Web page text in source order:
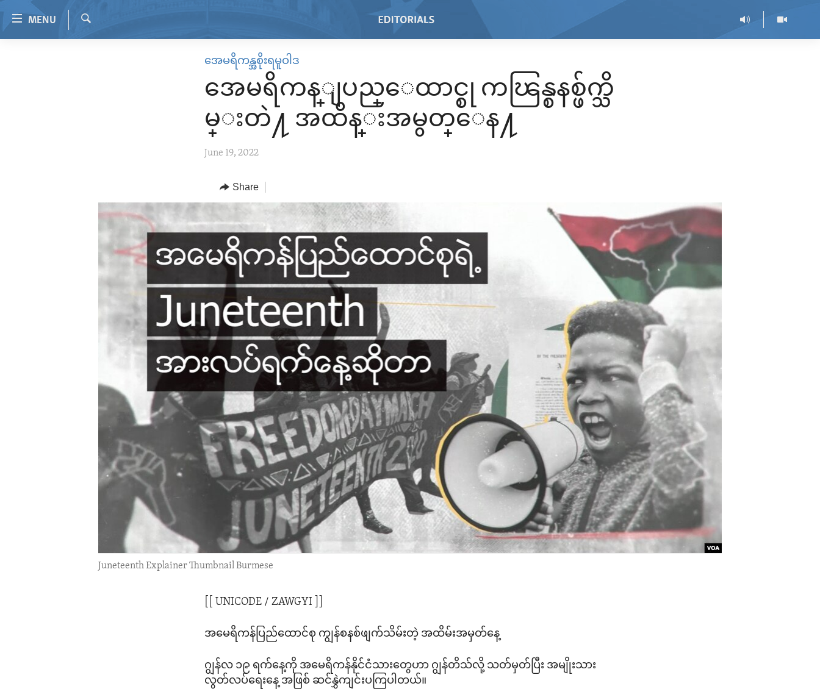
Accessibility
links
MENU
DEMOCRACY AND GOVERNANCE
ECONOMY AND TRADE
IDEALS AND INSTITUTIONS
အေမရိကန္အစိုးရမူဝါဒ
အေမရိကန္ျပည္ေထာင္စု ကၽြန္စနစ္ဖ်က္သိ
မ္းတဲ႔ အထိန္းအမွတ္ေန႔
June 19, 2022
Share
Juneteenth Explainer Thumbnail Burmese
[[ UNICODE / ZAWGYI ]]
အမေရိကန်ပြည်ထောင်စု ကျွန်စနစ်ဖျက်သိမ်းတဲ့ အထိမ်းအမှတ်နေ့
ဂျွန်လ ၁၉ ရက်နေ့ကို အမေရိကန်နိုင်ငံသားတွေဟာ ဂျွန်တိသ်လို့ သတ်မှတ်ပြီး အမျိုးသား
လွတ်လပ်ရေးနေ့ အဖြစ် ဆင်နွှဲကျင်းပကြပါတယ်။